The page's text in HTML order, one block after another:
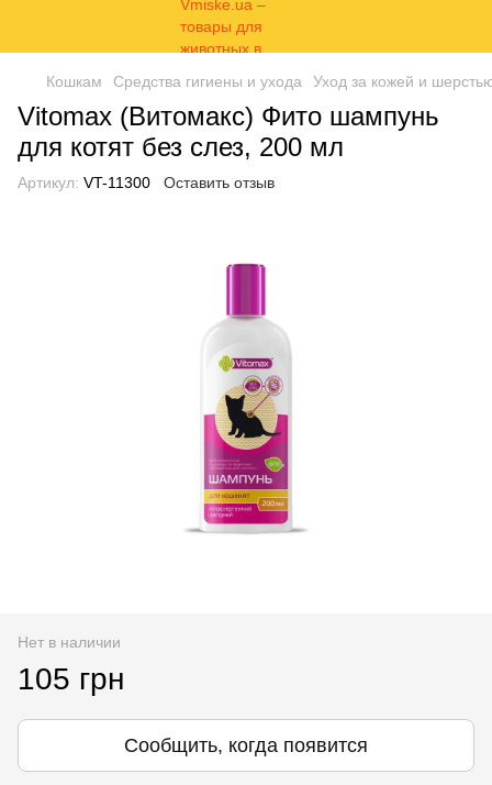
Кошкам Средства гигиены и ухода Уход за кожей и
Vitomax (Витомакс) Фито шампунь
для котят без слез, 200 мл
Артикул: VT-11300 Оставить отзыв
Нет в наличии
105 грн
Сообщить, когда появится